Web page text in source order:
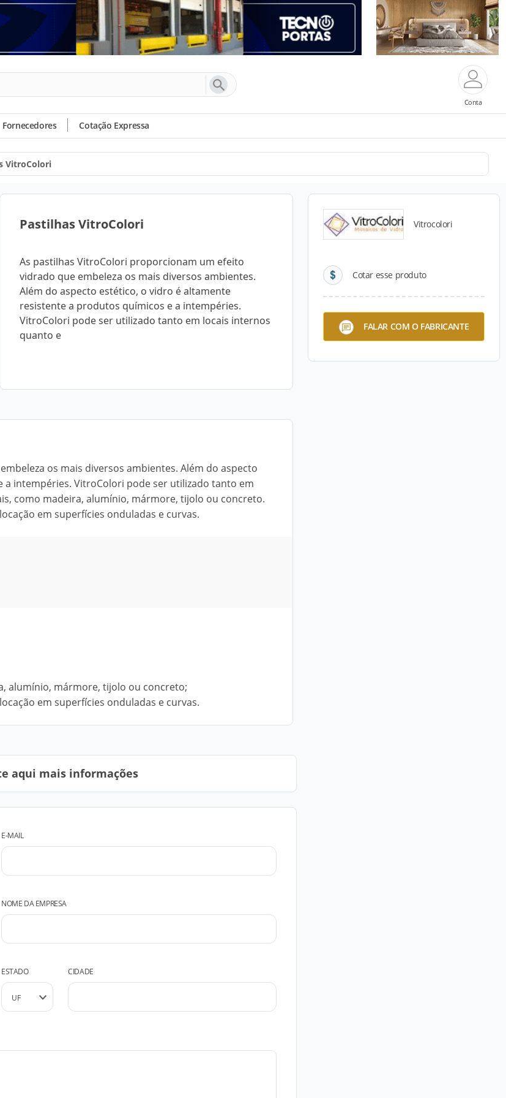
Conta
Fornecedores Cotação Expressa
VitroColori
Pastilhas VitroColori
As pastilhas VitroColori proporcionam um efeito
vidrado que embeleza os mais diversos ambientes.
Além do aspecto estético, o vidro é altamente
resistente a produtos químicos e a intempéries.
VitroColori pode ser utilizado tanto em locais internos
quanto e
Vitrocolori
Cotar esse produto
FALAR COM O FABRICANTE
os mais diversos ambientes. Além do aspecto
intempéries. VitroColori pode ser utilizado tanto em
como madeira, alumínio, mármore, tijolo ou concreto.
em superfícies onduladas e curvas.
alumínio, mármore, tijolo ou concreto;
em superfícies onduladas e curvas.
aqui mais informações
E-MAIL
NOME DA EMPRESA
ESTADO CIDADE